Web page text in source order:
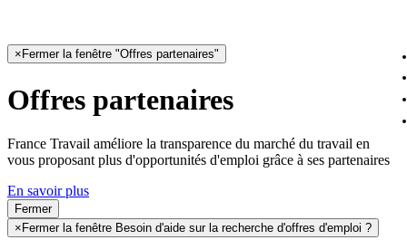
× Fermer la fenêtre "Offres partenaires"
Offres partenaires
France Travail améliore la transparence du marché du travail en
vous proposant plus d'opportunités d'emploi grâce à ses partenaires
En savoir plus
Fermer
× Fermer la fenêtre Besoin d'aide sur la recherche d'offres d'emploi ?